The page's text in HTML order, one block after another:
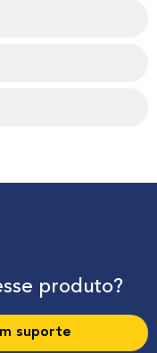
produto?
suporte